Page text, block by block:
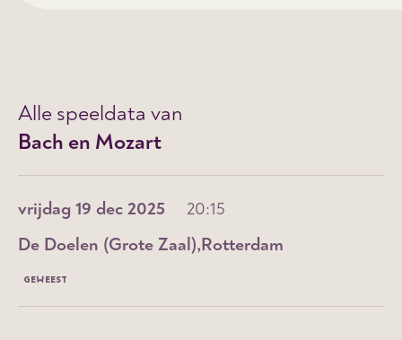
Alle speeldata van
Bach en Mozart
vrijdag 19 dec 2025
20:15
Rotterdam
De Doelen (Grote Zaal)
GEWEEST